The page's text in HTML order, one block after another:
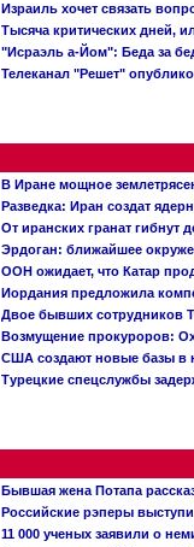
Израиль хочет связать
Тысяча критических дней,
"Исраэль а-Йом": Беда за
Телеканал "Решет"
В Иране мощное
Разведка: Иран создат
От иранских гранат гибнут
Эрдоган: ближайшее
ООН ожидает, что Катар
Иордания предложила
Двое бывших сотрудников
Возмущение прокуроров:
США создают новые базы в
Турецкие спецслужбы
Бывшая жена Потапа
Российские рэперы
11 000 ученых заявили о